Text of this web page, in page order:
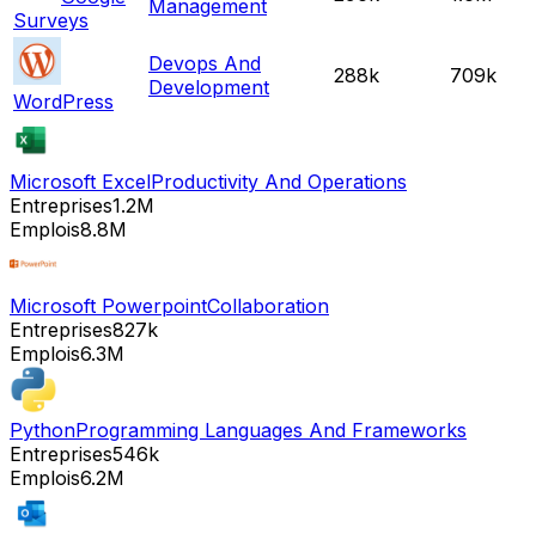
Surveys
Management
WordPress
Devops And
Development
288k 709k
Microsoft ExcelProductivity And Operations
Entreprises1.2M
Emplois8.8M
Microsoft PowerpointCollaboration
Entreprises827k
Emplois6.3M
PythonProgramming Languages And Frameworks
Entreprises546k
Emplois6.2M